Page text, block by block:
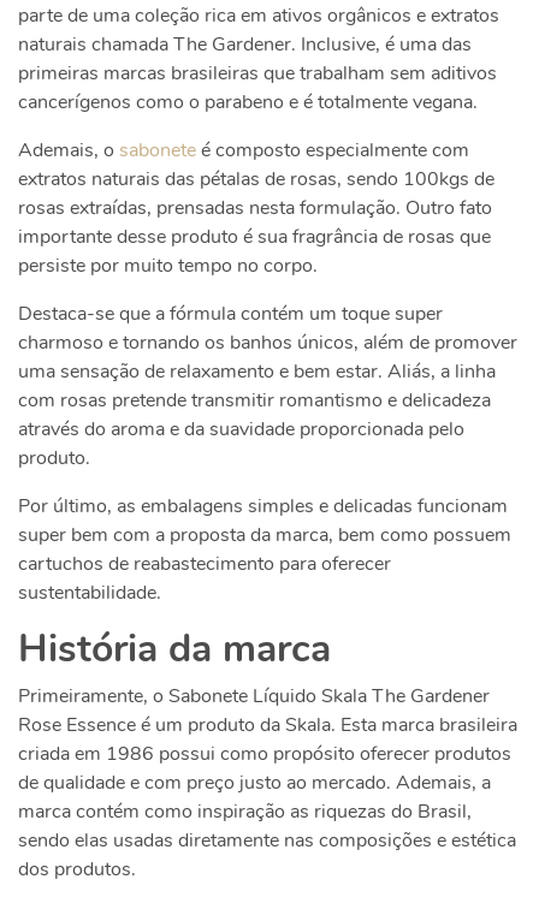
parte de uma coleção rica em ativos orgânicos e extratos
naturais chamada The Gardener. Inclusive, é uma das
primeiras marcas brasileiras que trabalham sem aditivos
cancerígenos como o parabeno e é totalmente vegana.
Ademais, o saboneteé composto especialmente com
extratos naturais das pétalas de rosas, sendo 100kgs de
rosas extraídas, prensadas nesta formulação. Outro fato
importante desse produto é sua fragrância de rosas que
persiste por muito tempo no corpo.
Destaca-se que a fórmula contém um toque super
charmoso e tornando os banhos únicos, além de promover
uma sensação de relaxamento e bem estar. Aliás, a linha
com rosas pretende transmitir romantismo e delicadeza
através do aroma e da suavidade proporcionada pelo
produto.
Por último, as embalagens simples e delicadas funcionam
super bem com a proposta da marca, bem como possuem
cartuchos de reabastecimento para oferecer
sustentabilidade.
História da marca
Primeiramente, o Sabonete Líquido Skala The Gardener
Rose Essenceé um produto da Skala. Esta marca brasileira
criada em 1986 possui como propósito oferecer produtos
de qualidade e com preço justo ao mercado. Ademais, a
marca contém como inspiração as riquezas do Brasil,
sendo elas usadas diretamente nas composições e estética
dos produtos.